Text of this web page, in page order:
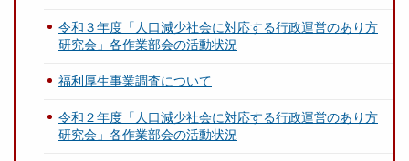
令和３年度「人口減少社会に対応する行政運営のあり方
研究会」各作業部会の活動状況
福利厚生事業調査について
令和２年度「人口減少社会に対応する行政運営のあり方
研究会」各作業部会の活動状況